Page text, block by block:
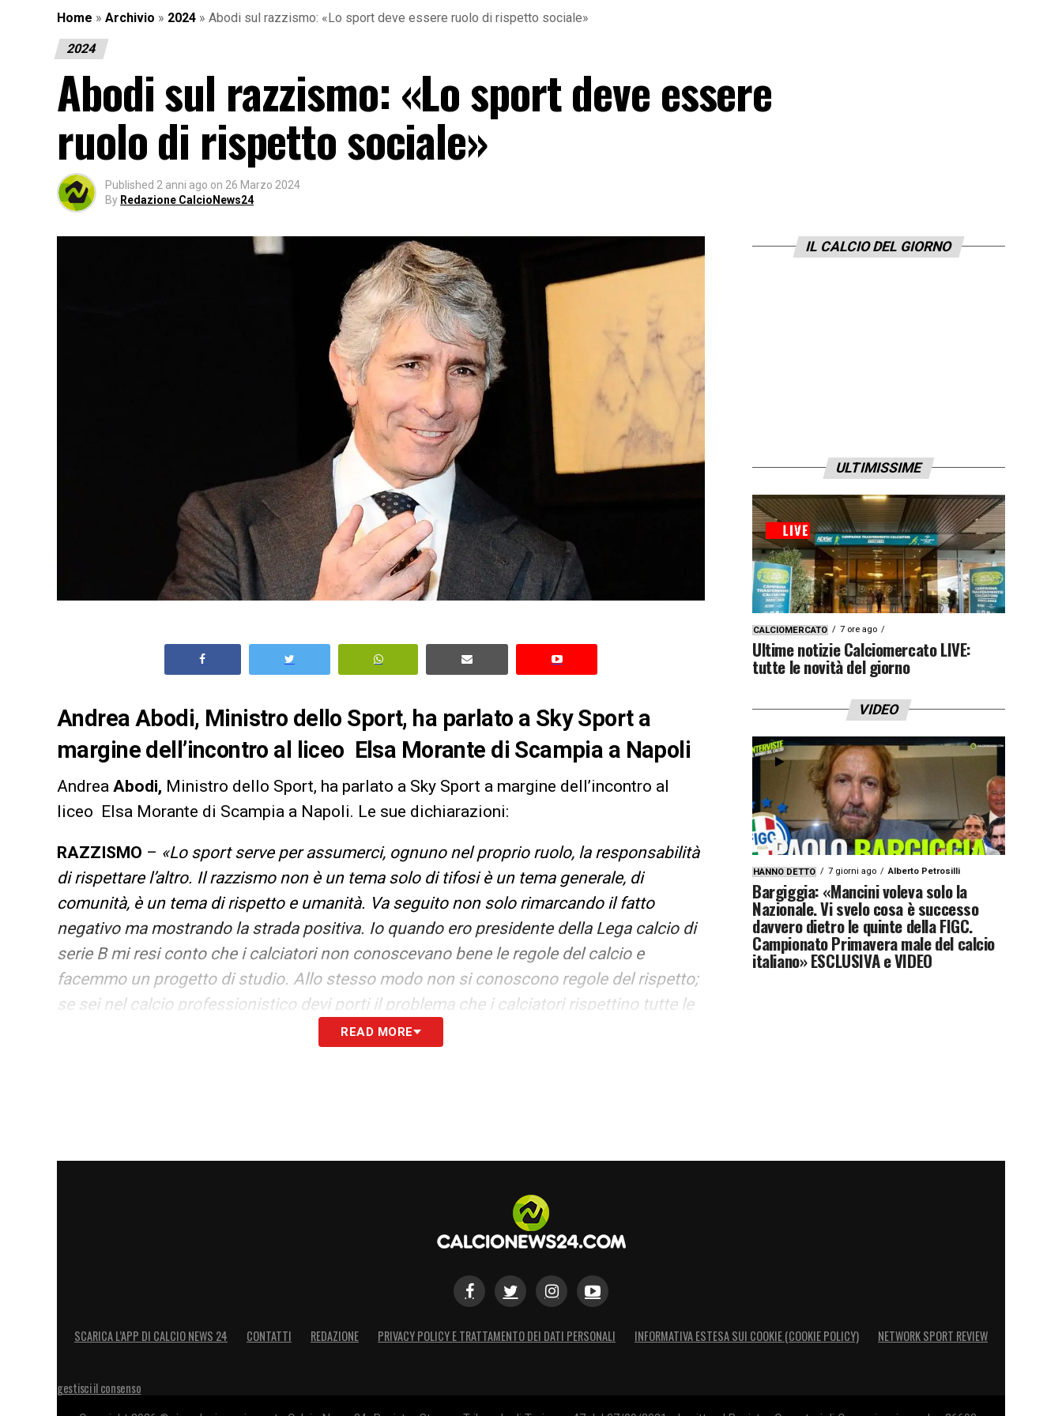
Home » Archivio » 2024 » Abodi sul razzismo: «Lo sport deve essere ruolo di rispetto sociale»
2024
Abodi sul razzismo: «Lo sport deve essere
ruolo di rispetto sociale»
Published 2 anni ago on 26 Marzo 2024
By Redazione CalcioNews24
Andrea Abodi, Ministro dello Sport, ha parlato a Sky Sport a
margine dell’incontro al liceo Elsa Morante di Scampia a Napoli
Andrea Abodi, Ministro dello Sport, ha parlato a Sky Sport a margine dell’incontro al
liceo Elsa Morante di Scampia a Napoli. Le sue dichiarazioni:
RAZZISMO – «Lo sport serve per assumerci, ognuno nel proprio ruolo, la responsabilità
di rispettare l’altro. Il razzismo non è un tema solo di tifosi è un tema generale, di
comunità, è un tema di rispetto e umanità. Va seguito non solo rimarcando il fatto
negativo ma mostrando la strada positiva. Io quando ero presidente della Lega calcio di
serie B mi resi conto che i calciatori non conoscevano bene le regole del calcio e
facemmo un progetto di studio. Allo stesso modo non si conoscono regole del rispetto;
se sei nel calcio professionistico devi porti il problema che i calciatori rispettino tutte le
regole: c’è la campagna Uefa “respect” che adottammo ma quello che conta è
READ MORE
IL CALCIO DEL GIORNO
ULTIMISSIME
CALCIOMERCATO 7 ore ago
Ultime notizie Calciomercato LIVE:
tutte le novità del giorno
VIDEO
HANNO DETTO 7 giorni ago Alberto Petrosilli
Bargiggia: «Mancini voleva solo la
Nazionale. Vi svelo cosa è successo
davvero dietro le quinte della FIGC.
Campionato Primavera male del calcio
italiano» ESCLUSIVA e VIDEO
SCARICA L’APP DI CALCIO NEWS 24 CONTATTI REDAZIONE PRIVACY POLICY E TRATTAMENTO DEI DATI PERSONALI INFORMATIVA ESTESA SUI COOKIE (COOKIE POLICY) NETWORK SPORT REVIEW
gestisci il consenso